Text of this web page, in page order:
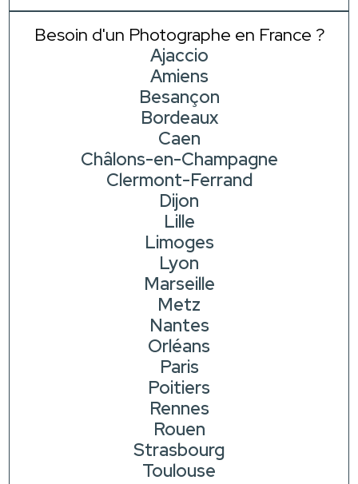
Besoin d'un Photographe en France ?
Ajaccio
Amiens
Besançon
Bordeaux
Caen
Châlons-en-Champagne
Clermont-Ferrand
Dijon
Lille
Limoges
Lyon
Marseille
Metz
Nantes
Orléans
Paris
Poitiers
Rennes
Rouen
Strasbourg
Toulouse